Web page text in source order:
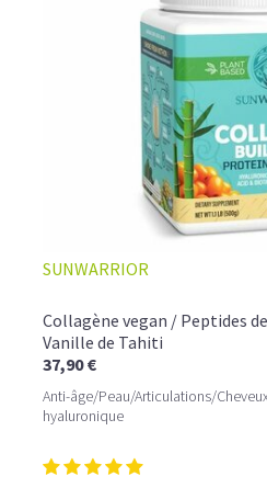
☕ LATTE MACCHIATO GLACÉ
SUNWARRIOR
Collagène vegan / Peptides
Vanille de Tahiti
37,90 €
Anti-âge/Peau/Articulations/
hyaluronique